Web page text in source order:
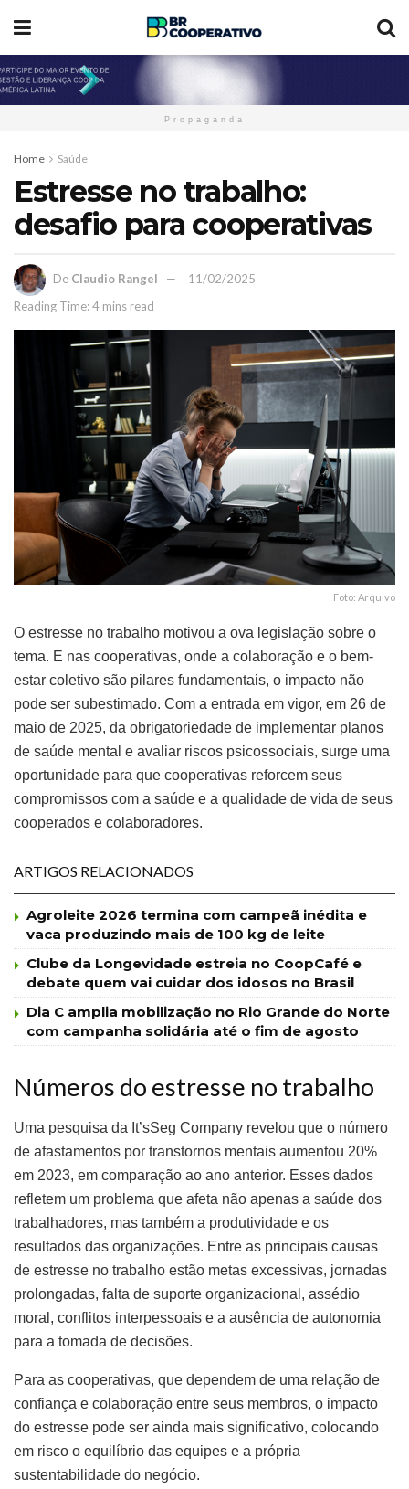
Propaganda
Home Saúde
Estresse no trabalho:
desafio para cooperativas
De Claudio Rangel
11/02/2025
Reading Time: 4 mins read
Foto: Arquivo
O estresse no trabalho motivou a ova legislação sobre o
tema. E nas cooperativas, onde a colaboração e o bem-
estar coletivo são pilares fundamentais, o impacto não
pode ser subestimado. Com a entrada em vigor, em 26 de
maio de 2025, da obrigatoriedade de implementar planos
de saúde mental e avaliar riscos psicossociais, surge uma
oportunidade para que cooperativas reforcem seus
compromissos com a saúde e a qualidade de vida de seus
cooperados e colaboradores.
ARTIGOS RELACIONADOS
Agroleite 2026 termina com campeã inédita e
vaca produzindo mais de 100 kg de leite
Clube da Longevidade estreia no CoopCafé e
debate quem vai cuidar dos idosos no Brasil
Dia C amplia mobilização no Rio Grande do Norte
com campanha solidária até o fim de agosto
Números do estresse no trabalho
Uma pesquisa da It’sSeg Company revelou que o número
de afastamentos por transtornos mentais aumentou 20%
em 2023, em comparação ao ano anterior. Esses dados
refletem um problema que afeta não apenas a saúde dos
trabalhadores, mas também a produtividade e os
resultados das organizações. Entre as principais causas
de estresse no trabalho estão metas excessivas, jornadas
prolongadas, falta de suporte organizacional, assédio
moral, conflitos interpessoais e a ausência de autonomia
para a tomada de decisões.
Para as cooperativas, que dependem de uma relação de
confiança e colaboração entre seus membros, o impacto
do estresse pode ser ainda mais significativo, colocando
em risco o equilíbrio das equipes e a própria
sustentabilidade do negócio.